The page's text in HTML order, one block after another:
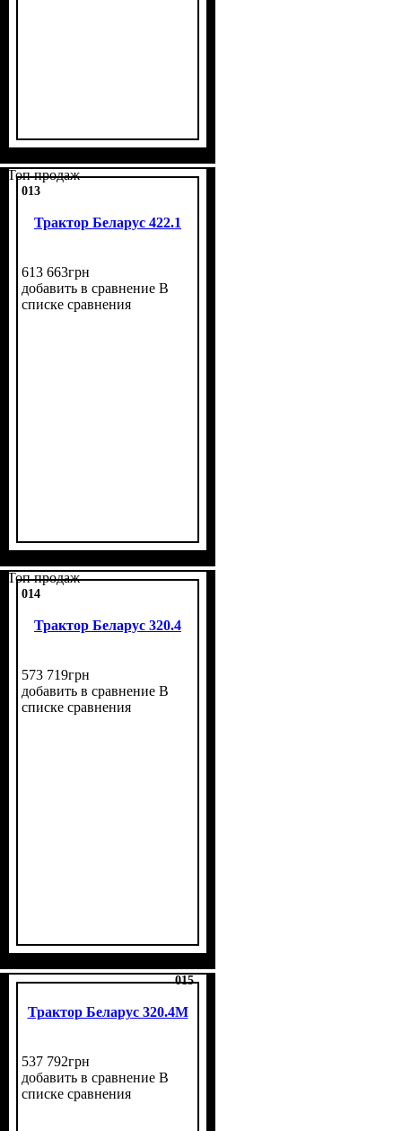
Топ продаж
013
Трактор Беларус 422.1
613 663грн
добавить в сравнение В
списке сравнения
Топ продаж
014
Трактор Беларус 320.4
573 719грн
добавить в сравнение В
списке сравнения
015
Трактор Беларус 320.4М
537 792грн
добавить в сравнение В
списке сравнения